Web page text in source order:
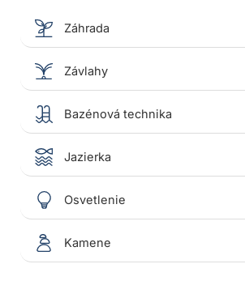
Záhrada
Závlahy
Bazénová technika
Jazierka
Osvetlenie
Kamene